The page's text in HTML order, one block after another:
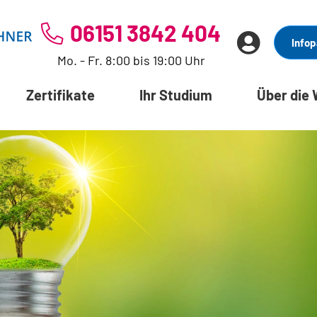
06151 3842 404
Mo. - Fr. 8:00 bis 19:00 Uhr
Zertifikate Ihr Studium Über die